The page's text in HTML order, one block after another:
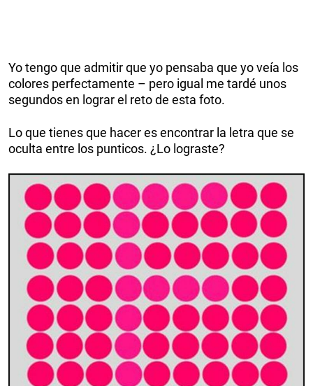
Yo tengo que admitir que yo pensaba que yo veía los
colores perfectamente – pero igual me tardé unos
segundos en lograr el reto de esta foto.
Lo que tienes que hacer es encontrar la letra que se
oculta entre los punticos. ¿Lo lograste?